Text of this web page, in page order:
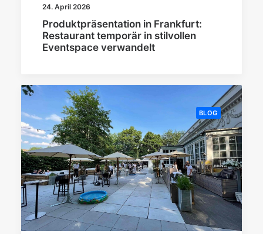
24. April 2026
Produktpräsentation in Frankfurt:
Restaurant temporär in stilvollen
Eventspace verwandelt
BLOG